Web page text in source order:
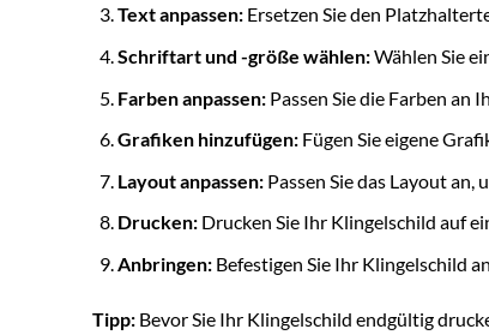
Text anpassen:Ersetzen Sie den
Schriftart und -größe wählen:Wählen Sie
Farben anpassen:Passen Sie die Farben an
Grafiken hinzufügen:Fügen Sie eigene
Layout anpassen:Passen Sie das Layout an,
Drucken:Drucken Sie Ihr Klingelschild auf
Anbringen:Befestigen Sie Ihr Klingelschild
Tipp: Bevor Sie Ihr Klingelschild endgültig